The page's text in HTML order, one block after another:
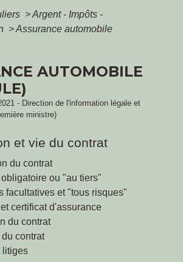
>Argent - Impôts -
>Assurance automobile
AUTOMOBILE
- Direction de l'information légale et
ministre)
et vie du contrat
du contrat
ou "au tiers"
facultatives et "tous risques"
certificat d'assurance
du contrat
contrat
litiges